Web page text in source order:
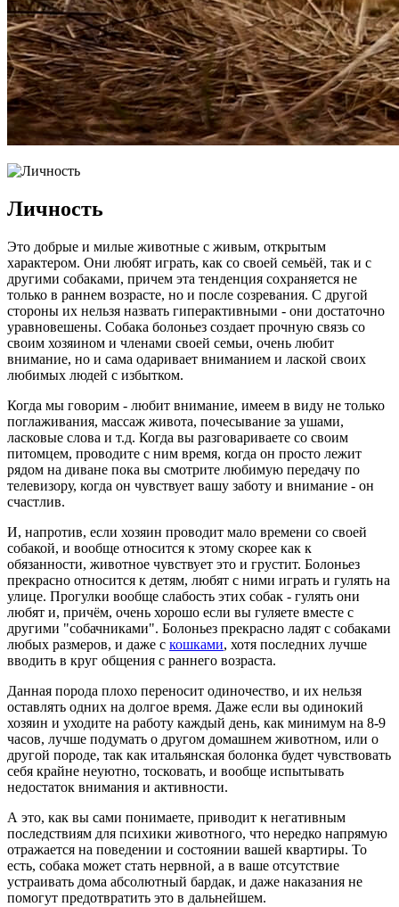
Личность
Это добрые и милые животные с живым, открытым
характером. Они любят играть, как со своей семьёй, так и с
другими собаками, причем эта тенденция сохраняется не
только в раннем возрасте, но и после созревания. С другой
стороны их нельзя назвать гиперактивными - они достаточно
уравновешены. Собака болоньез создает прочную связь со
своим хозяином и членами своей семьи, очень любит
внимание, но и сама одаривает вниманием и лаской своих
любимых людей с избытком.
Когда мы говорим - любит внимание, имеем в виду не только
поглаживания, массаж живота, почесывание за ушами,
ласковые слова и т.д. Когда вы разговариваете со своим
питомцем, проводите с ним время, когда он просто лежит
рядом на диване пока вы смотрите любимую передачу по
телевизору, когда он чувствует вашу заботу и внимание - он
счастлив.
И, напротив, если хозяин проводит мало времени со своей
собакой, и вообще относится к этому скорее как к
обязанности, животное чувствует это и грустит. Болоньез
прекрасно относится к детям, любят с ними играть и гулять на
улице. Прогулки вообще слабость этих собак - гулять они
любят и, причём, очень хорошо если вы гуляете вместе с
другими "собачниками". Болоньез прекрасно ладят с собаками
любых размеров, и даже с кошками, хотя последних лучше
вводить в круг общения с раннего возраста.
Данная порода плохо переносит одиночество, и их нельзя
оставлять одних на долгое время. Даже если вы одинокий
хозяин и уходите на работу каждый день, как минимум на 8-9
часов, лучше подумать о другом домашнем животном, или о
другой породе, так как итальянская болонка будет чувствовать
себя крайне неуютно, тосковать, и вообще испытывать
недостаток внимания и активности.
А это, как вы сами понимаете, приводит к негативным
последствиям для психики животного, что нередко напрямую
отражается на поведении и состоянии вашей квартиры. То
есть, собака может стать нервной, а в ваше отсутствие
устраивать дома абсолютный бардак, и даже наказания не
помогут предотвратить это в дальнейшем.